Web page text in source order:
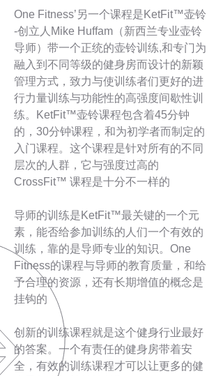
One Fitness’另一个课程是KetFit™壶铃
-创立人Mike Huffam（新西兰专业壶铃
导师）带一个正统的壶铃训练,和专门为
融入到不同等级的健身房而设计的新颖
管理方式，致力与使训练者们更好的进
行力量训练与功能性的高强度间歇性训
练。KetFit™壶铃课程包含着45分钟
的，30分钟课程，和为初学者而制定的
入门课程。这个课程是针对所有的不同
层次的人群，它与强度过高的
CrossFit™ 课程是十分不一样的
导师的训练是KetFit™最关键的一个元
素，能否给参加训练的人们一个有效的
训练，靠的是导师专业的知识。 One
Fitness的课程与导师的教育质量，和给
予合理的资源，还有长期增值的概念是
挂钩的
创新的训练课程就是这个健身行业最好
的答案。一个有责任的健身房带着安
全，有效的训练课程才可以让更多的健